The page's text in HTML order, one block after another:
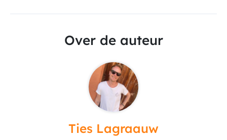
Over de auteur
Ties Lagraauw